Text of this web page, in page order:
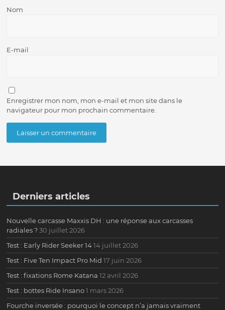
Nom
E-mail
Enregistrer mon nom, mon e-mail et mon site dans le
navigateur pour mon prochain commentaire.
Derniers articles
Nouvelle carcasse Maxxis DH : une réponse aux carcasses
radiales ? 30 juillet 2026
Test : Early Rider Seeker 14 14 juillet 2026
Test : Five Ten Impact Pro Mid 17 juin 2026
Test : fixations Rome Katana 12 avril 2026
Test : bottes Ride Insano 1 mars 2026
Fourche inversée : pourquoi le concept n’a jamais vraiment